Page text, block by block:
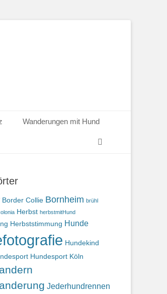
Wanderungen mit Hund
Border Collie Bornheim brühl
Herbst herbstmitHund
Herbststimmung Hunde
Hundekind
Hundesport Köln
Jederhundrennen